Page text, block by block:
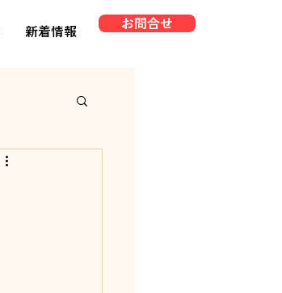
新着情報
お問合せ